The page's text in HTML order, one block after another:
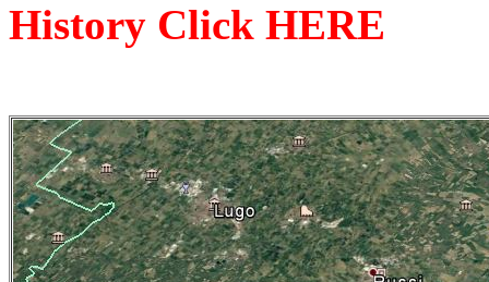
History Click HERE